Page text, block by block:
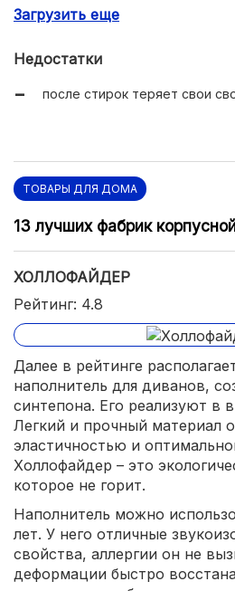
отличная
Загрузить еще
Недостатки
после стирок теряет свои
ТОВАРЫ ДЛЯ ДОМА
13 лучших фабрик
ХОЛЛОФАЙДЕР
Рейтинг: 4.8
Далее в рейтинге
наполнитель для диванов,
синтепона. Его реализуют в
Легкий и прочный материал
эластичностью и
Холлофайдер – это
которое не горит.
Наполнитель можно
лет. У него отличные
свойства, аллергии он не
деформации быстро